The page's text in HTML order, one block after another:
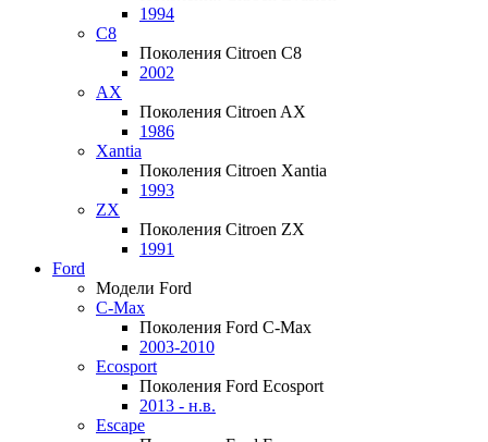
1994
C8
Поколения Citroen C8
2002
AX
Поколения Citroen AX
1986
Xantia
Поколения Citroen Xantia
1993
ZX
Поколения Citroen ZX
1991
Ford
Модели Ford
C-Max
Поколения Ford C-Max
2003-2010
Ecosport
Поколения Ford Ecosport
2013 - н.в.
Escape